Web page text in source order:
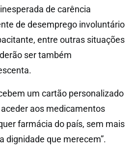
de carência
de desemprego involuntário
entre outras situações
ser também
um cartão personalizado
aos medicamentos
farmácia do país, sem mais
dignidade que merecem”.